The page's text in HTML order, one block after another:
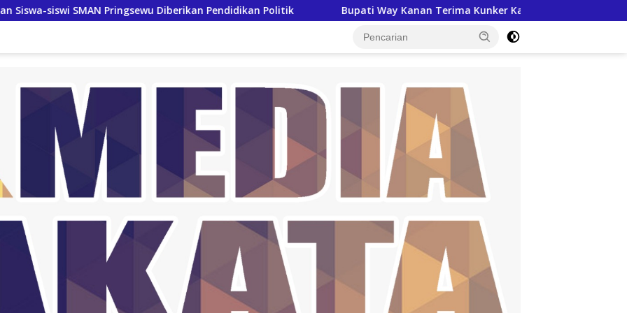
Diberikan Pendidikan Politik Bupati Way Kanan Terima Kunker Kanwil ATR/BPN Lampung, Bahas Percepatan